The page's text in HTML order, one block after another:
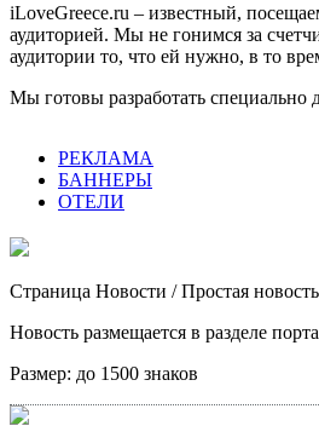
iLoveGreece.ru – известный,
аудиторией. Мы не гонимся за
аудитории то, что ей нужно, в то
Мы готовы разработать специально
РЕКЛАМА
БАННЕРЫ
ОТЕЛИ
Страница Новости / Простая новость
Новость размещается в разделе
Размер: до 1500 знаков